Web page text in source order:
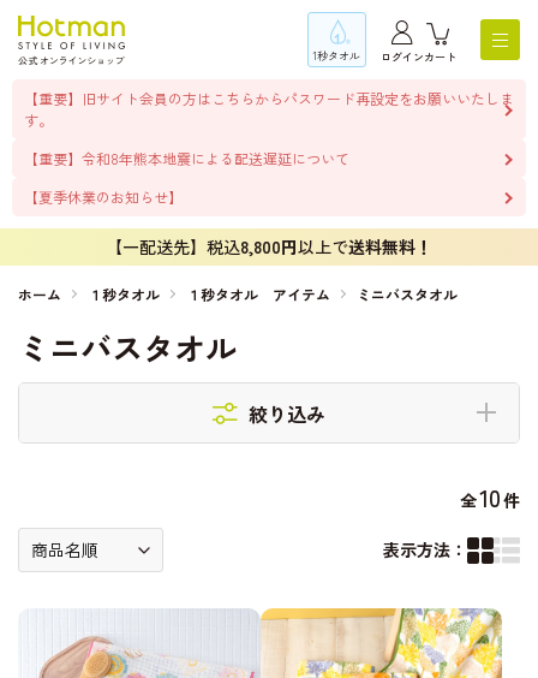
1秒タオル ログインカート
【重要】旧サイト会員の方はこちらからパスワード再設定をお願いいたしま
す。
【重要】令和8年熊本地震による配送遅延について
【夏季休業のお知らせ】
【一配送先】税込8,800円以上で送料無料！
ホーム １秒タオル １秒タオル アイテム ミニバスタオル
ミニバスタオル
絞り込み
全10件
表示方法：